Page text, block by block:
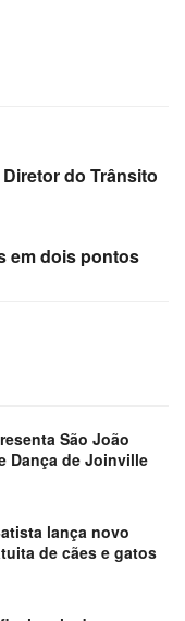
do Trânsito
em dois pontos
São João
Dança de Joinville
lança novo
de cães e gatos